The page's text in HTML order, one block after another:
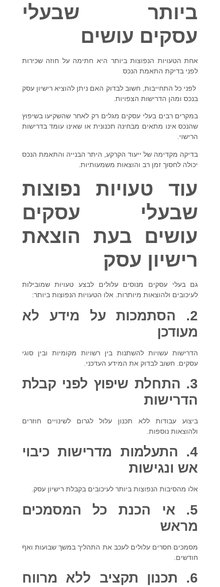
ביותר שבעלי
עסקים עושים
אחת הטעויות הנפוצות ביותר היא חתימה על חוזה שכירות
לפני בדיקת התאמת הנכס
לפני כל התחייבות, חשוב לבדוק האם ניתן להוציא רישיון עסק
בנכס ומהן הדרישות הצפויות.
במקרים רבים בעלי עסקים מגלים רק לאחר שהשקיעו בשיפוץ
שהנכס אינו מתאים מבחינה תכנונית או שאינו עומד בדרישות
הרישוי.
בדיקה מקדימה של ייעוד הקרקע, היתר הבנייה והתאמת הנכס
יכולה לחסוך זמן רב והוצאות משמעותיות.
עוד טעויות נפוצות
שבעלי עסקים
עושים בעת הוצאת
רישיון עסק
גם בעלי עסקים מנוסים עלולים לבצע טעויות שמובילות
לעיכובים ולהוצאות מיותרות. אלו הטעויות הנפוצות ביותר:
2. הסתמכות על מידע לא
מעודכן
הדרישות עשויות להשתנות בין רשויות מקומיות ובין סוגי
עסקים. חשוב לבדוק את המידע העדכני.
3. התחלת שיפוץ לפני קבלת
הדרישות
ביצוע עבודות ללא תכנון עלול לגרום לשינויים חוזרים
ולהוצאות נוספות.
4. התעלמות מדרישות כיבוי
אש ונגישות
אלו מהסיבות הנפוצות ביותר לעיכובים בקבלת רישיון עסק.
5. אי הכנת כל המסמכים
מראש
מסמכים חסרים עלולים לעכב את התהליך במשך שבועות ואף
חודשים.
6. תכנון תקציב ללא מרווח